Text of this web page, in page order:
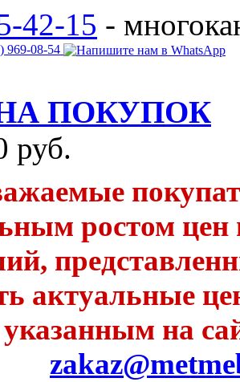
42-15 -
969-08-54
ПОКУПОК
руб.
ростом
актуальные
указанным на